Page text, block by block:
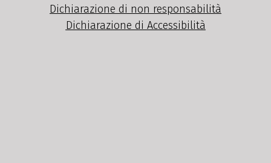
Dichiarazione di non responsabilità
Dichiarazione di Accessibilità